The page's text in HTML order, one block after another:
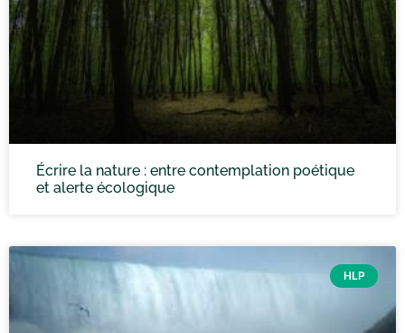
Écrire la nature : entre contemplation poétique
et alerte écologique
HLP